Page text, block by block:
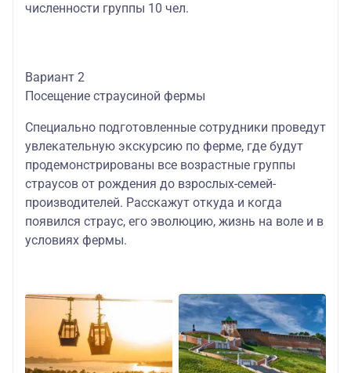
численности группы 10 чел.
Вариант 2
Посещение страусиной фермы
Специально подготовленные сотрудники проведут
увлекательную экскурсию по ферме, где будут
продемонстрированы все возрастные группы
страусов от рождения до взрослых-семей-
производителей. Расскажут откуда и когда
появился страус, его эволюцию, жизнь на воле и в
условиях фермы.